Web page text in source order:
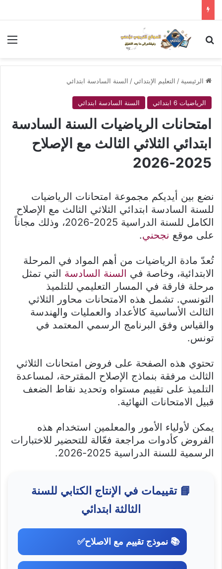
بحث عن
الرئيسية / التعليم الإبتدائي / السنة السادسة ابتدائي
الرياضيات 6 ابتدائي السنة السادسة ابتدائي
امتحانات الرياضيات السنة السادسة
ابتدائي الثلاثي الثالث مع الإصلاح
2025-2026
نضع بين أيديكم مجموعة امتحانات الرياضيات
للسنة السادسة ابتدائي الثلاثي الثالث مع الإصلاح
الكامل للسنة الدراسية 2025-2026، وذلك مجاناً
على موقع نجحني.
تُعدّ مادة الرياضيات من أهم المواد في المرحلة
الابتدائية، وخاصة في السنة السادسة التي تمثل
مرحلة فارقة في المسار التعليمي للتلميذ
التونسي. تشمل هذه الامتحانات محاور الثلاثي
الثالث الأساسية كالأعداد والعمليات والهندسة
والقياس وفق البرنامج الرسمي المعتمد في
تونس.
تحتوي هذه الصفحة على فروض امتحانات الثلاثي
الثالث مرفقة بنماذج الإصلاح المقترحة، لمساعدة
التلميذ على تقييم مستواه وتحديد نقاط الضعف
قبيل الامتحانات النهائية.
يمكن لأولياء الأمور والمعلمين استخدام هذه
الفروض كأدوات مراجعة فعّالة للتحضير للاختبارات
الرسمية للسنة الدراسية 2025-2026.
📘 تقييمات في الإنتاج الكتابي للسنة
الثالثة ابتدائي
📚 نموذج تقييم مع الاصلاح✅